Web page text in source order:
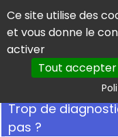
Panneau de gestion
Ce site utilise des
et vous donne le
activer
Tout accepter
Trop de
pas ?